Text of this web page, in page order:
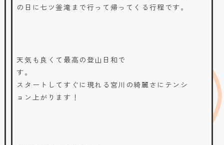
の日に七ツ釜滝まで行って帰ってくる行程です。
天気も良くて最高の登山日和で
す。
スタートしてすぐに現れる宮川の綺麗さにテンシ
ョン上がります！